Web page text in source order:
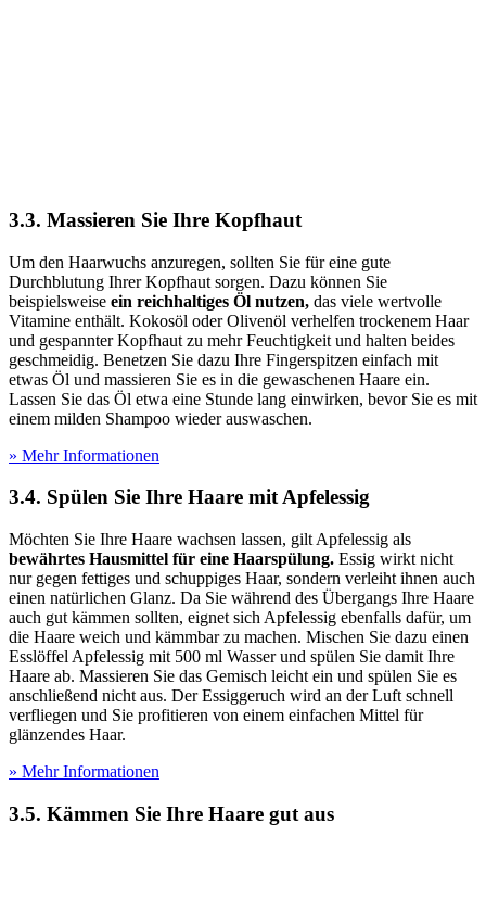
3.3. Massieren Sie Ihre Kopfhaut
Um den Haarwuchs anzuregen, sollten Sie für eine gute
Durchblutung Ihrer Kopfhaut sorgen. Dazu können Sie
beispielsweise ein reichhaltiges Öl nutzen, das viele wertvolle
Vitamine enthält. Kokosöl oder Olivenöl verhelfen trockenem Haar
und gespannter Kopfhaut zu mehr Feuchtigkeit und halten beides
geschmeidig. Benetzen Sie dazu Ihre Fingerspitzen einfach mit
etwas Öl und massieren Sie es in die gewaschenen Haare ein.
Lassen Sie das Öl etwa eine Stunde lang einwirken, bevor Sie es mit
einem milden Shampoo wieder auswaschen.
» Mehr Informationen
3.4. Spülen Sie Ihre Haare mit Apfelessig
Möchten Sie Ihre Haare wachsen lassen, gilt Apfelessig als
bewährtes Hausmittel für eine Haarspülung. Essig wirkt nicht
nur gegen fettiges und schuppiges Haar, sondern verleiht ihnen auch
einen natürlichen Glanz. Da Sie während des Übergangs Ihre Haare
auch gut kämmen sollten, eignet sich Apfelessig ebenfalls dafür, um
die Haare weich und kämmbar zu machen. Mischen Sie dazu einen
Esslöffel Apfelessig mit 500 ml Wasser und spülen Sie damit Ihre
Haare ab. Massieren Sie das Gemisch leicht ein und spülen Sie es
anschließend nicht aus. Der Essiggeruch wird an der Luft schnell
verfliegen und Sie profitieren von einem einfachen Mittel für
glänzendes Haar.
» Mehr Informationen
3.5. Kämmen Sie Ihre Haare gut aus